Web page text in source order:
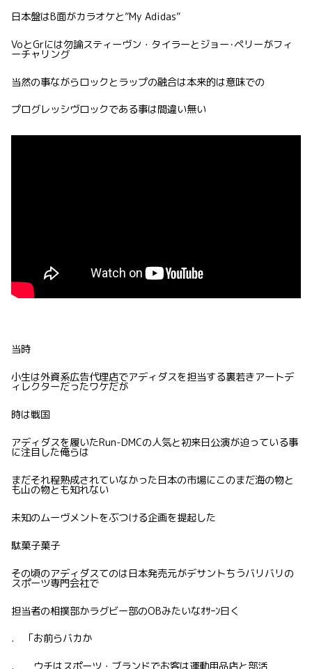
日本盤はB面がカラオケと”My Adidas”
VoとGrには勿論スティーヴン・タイラーとジョー･ペリーがフィ
ーチャリング
当然の事ながらロックとラップの融合は本来的は意味での
プログレッシヴロックである事は間違い無い
当時
小生は外資系広告代理店でアディダスを担当する裏若きアートデ
ィレクターだったワケだが
時は戦国
アディダスを履いたRun-DMCの人気と初来日公演が迫っている事
に注目した俺らは
まだそれ程熟成されていなかった日本の市場にこのまだ海の物と
も山の物とも知れない
未知のムーヴメントをぶつける企画を提起した
駄菓子菓子
その頃のアディダスてのは日本発売元がデサントちうバリバリの
スポーツ専門会社で
担当者の相撲部かラグビー部のOBみたいなｵｻｰﾝ曰く
. 「お前らバカか